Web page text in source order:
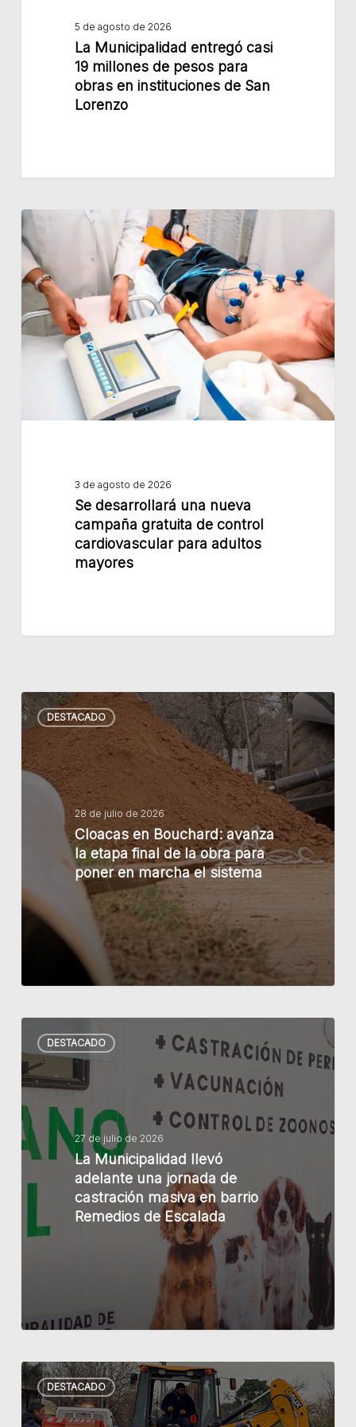
5 de agosto de 2026
La Municipalidad entregó casi
19 millones de pesos para
obras en instituciones de San
Lorenzo
Se
desarrollará
una
nueva
campaña
gratuita
de
cardiovascular
para
3 de agosto de 2026
Se desarrollará una nueva
campaña gratuita de control
cardiovascular para adultos
mayores
DESTACADO
Cloacas
en
Bouchard:
avanza
obra
para
el
sistema
28 de julio de 2026
Cloacas en Bouchard: avanza
la etapa final de la obra para
poner en marcha el sistema
DESTACADO
Municipalidad
llevó
adelante
una
jornada
de
castración
en
Escalada
27 de julio de 2026
La Municipalidad llevó
adelante una jornada de
castración masiva en barrio
Remedios de Escalada
DESTACADO
La
Municipalidad
intensifica